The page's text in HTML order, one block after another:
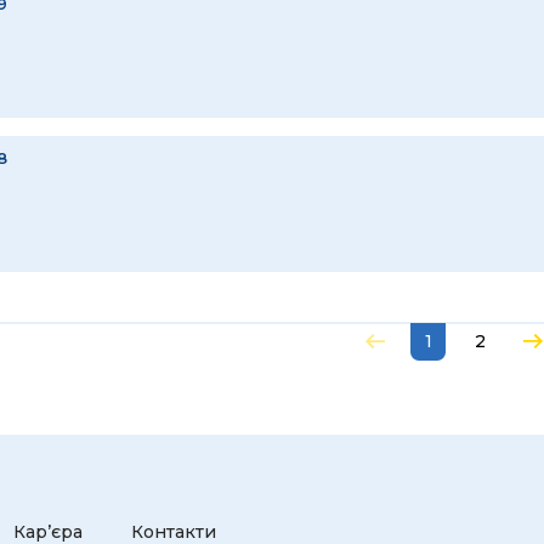
1 2
Кар’єра Контакти